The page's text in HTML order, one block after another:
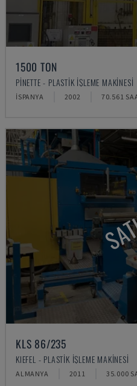
1500 TON
PINETTE - PLASTIK IŞLEME MAKINESI
İSPANYA 2002 70.561
KLS 86/235
KIEFEL - PLASTIK IŞLEME MAKINESI
ALMANYA 2011 35.000